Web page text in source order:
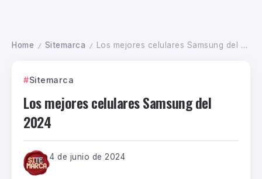
Home / Sitemarca / Los mejores celulares Samsung del 2024
Sitemarca
Los mejores celulares Samsung del
2024
4 de junio de 2024